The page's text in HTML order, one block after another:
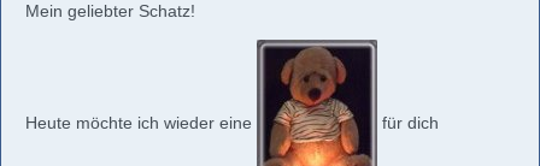
Mein geliebter Schatz!
Heute möchte ich wieder eine für dich